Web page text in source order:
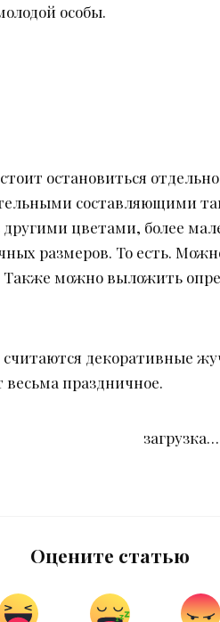
особы.
остановиться
составляющими
цветами, более
размеров. То есть.
можно выложить
декоративные
весьма праздничное.
загрузка…
Оцените статью